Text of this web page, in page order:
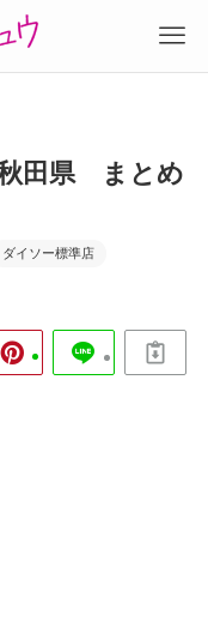
田県 まとめ
ダイソー標準店